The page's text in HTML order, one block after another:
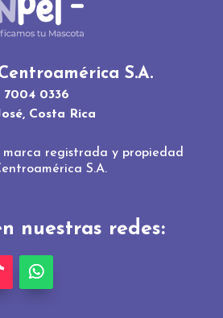
S.A.
7004 0336
Costa Rica
marca registrada y propiedad
S.A.
nuestras redes: